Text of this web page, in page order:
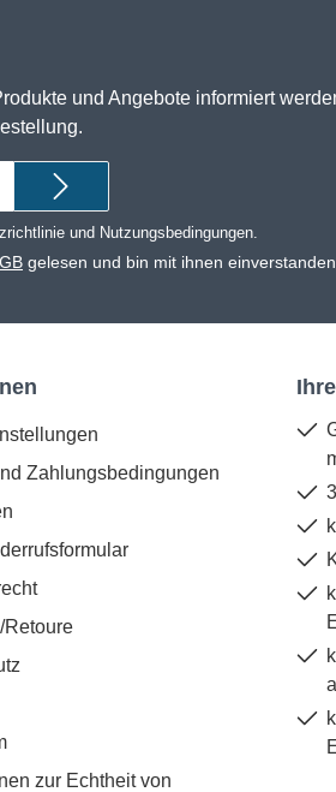
und Angebote informiert
und Nutzungsbedingungen.
gelesen und bin mit ihnen einverstanden.
Zahlungsbedingungen
Retoure
zur Echtheit von